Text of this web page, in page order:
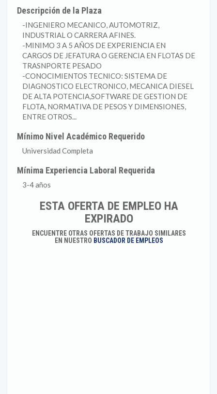
Descripción de la Plaza
-INGENIERO MECANICO, AUTOMOTRIZ,
INDUSTRIAL O CARRERA AFINES.
-MINIMO 3 A 5 AÑOS DE EXPERIENCIA EN
CARGOS DE JEFATURA O GERENCIA EN FLOTAS DE
TRASNPORTE PESADO
-CONOCIMIENTOS TECNICO: SISTEMA DE
DIAGNOSTICO ELECTRONICO, MECANICA DIESEL
DE ALTA POTENCIA,SOFTWARE DE GESTION DE
FLOTA, NORMATIVA DE PESOS Y DIMENSIONES,
ENTRE OTROS...
Mínimo Nivel Académico Requerido
Universidad Completa
Mínima Experiencia Laboral Requerida
3-4 años
ESTA OFERTA DE EMPLEO HA
EXPIRADO
ENCUENTRE OTRAS OFERTAS DE TRABAJO SIMILARES
EN NUESTRO BUSCADOR DE EMPLEOS